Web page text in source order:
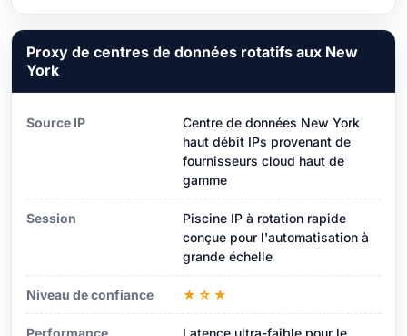
Proxy de centres de données rotatifs aux New
York
Source IP
Centre de données New York
haut débit IPs provenant de
fournisseurs cloud haut de
gamme
Session
Piscine IP à rotation rapide
conçue pour l'automatisation à
grande échelle
Niveau de confiance ★☆★
Performance Latence ultra-faible pour le